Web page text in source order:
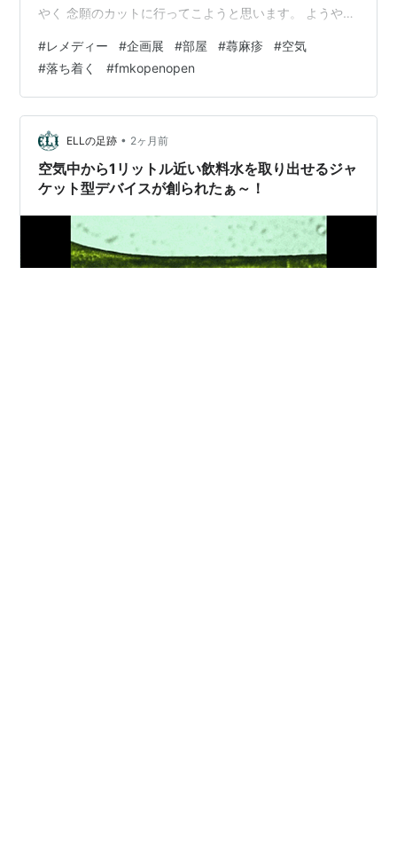
やく 念願のカットに行ってこようと思います。 ようやく
に大変だった(-_-;) たかが蕁麻疹( ´∀｀ ) と侮ていた私に
馬鹿( ﾟДﾟ)！ と叫びたい。 先週は 企画展なども参加して
いたので 何となく 部屋の空気が 落ち着いていないので
掃除だったり 片付けなど 色々頑張ろうかな( ´∀｀ ) 最近
は レメデ…
#レメディー #企画展 #部屋 #蕁麻疹 #空気
#落ち着く #fmkopenopen
ELLの足跡 • 2ヶ月前
空気中から1リットル近い飲料水を取り出せるジャ
ケット型デバイスが創られたぁ～！